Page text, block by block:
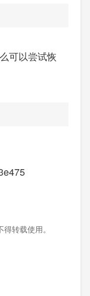
可以尝试恢
转载使用。